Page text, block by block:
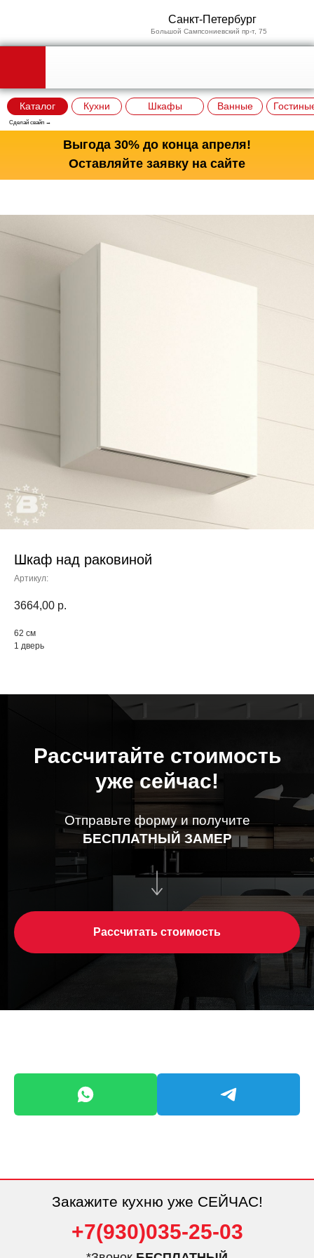
Санкт-Петербург
Большой Сампсониевский пр-т, 75
Сделай свайп →
Каталог Кухни Ванные
Шкафы
Выгода 30% до конца апреля!
Оставляйте заявку на сайте
Шкаф над раковиной
Артикул:
3664,00 р.
62 см
1 дверь
Рассчитайте стоимость
уже сейчас!
Отправьте форму и получите
БЕСПЛАТНЫЙ ЗАМЕР
Рассчитать стоимость
+7(930)035-25-03
Закажите кухню уже СЕЙЧАС!